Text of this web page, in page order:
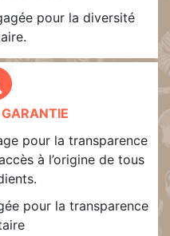
pour la diversité
pour la transparence
à l’origine de tous
pour la transparence